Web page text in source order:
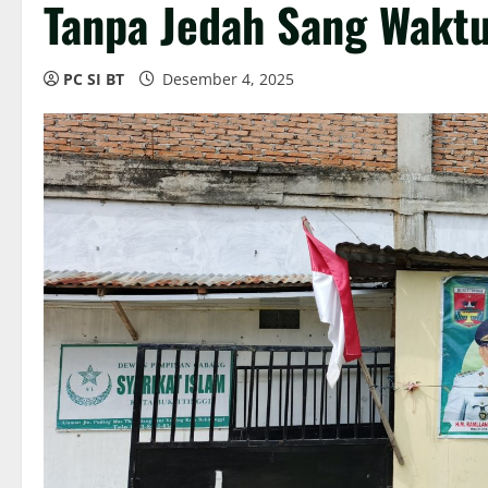
Tanpa Jedah Sang
PC SI BT Desember 4, 2025